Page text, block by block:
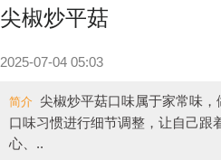
尖椒炒平菇
2025-07-04 05:03
简介 尖椒炒平菇口味属于家常味
口味习惯进行细节调整，让自己跟
心、..